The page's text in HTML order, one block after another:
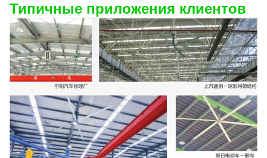
Типичные приложения клиентов